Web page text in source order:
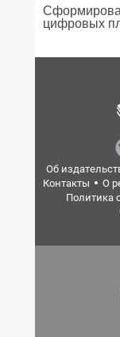
цифровых
Об
Контакты
О
Политика